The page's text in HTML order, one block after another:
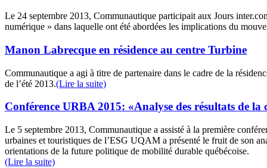
Le 24 septembre 2013, Communautique participait aux Jours
numérique » dans laquelle ont été abordées les implications du
Manon Labrecque en résidence au centre Turbine
Communautique a agi à titre de partenaire dans le cadre de la
de l’été 2013.(Lire la suite)
Conférence URBA 2015: «Analyse des résultats de
Le 5 septembre 2013, Communautique a assisté à la première
urbaines et touristiques de l’ESG UQAM a présenté le fruit de son
orientations de la future politique de mobilité durable québécoise.
(Lire la suite)